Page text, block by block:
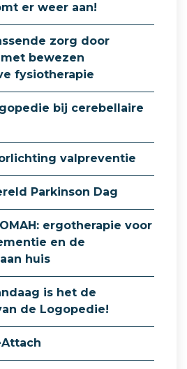
er weer aan!
zorg door
bewezen
fysiotherapie
bij cerebellaire
valpreventie
Parkinson Dag
ergotherapie voor
en de
huis
is het de
de Logopedie!